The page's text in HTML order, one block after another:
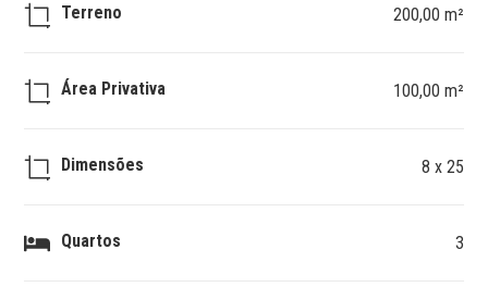
Terreno 200,00 m²
Área Privativa 100,00 m²
Dimensões 8 x 25
Quartos 3